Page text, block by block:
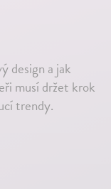
design a jak
musí držet krok
trendy.